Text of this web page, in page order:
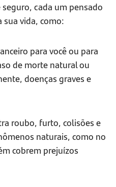
cada um pensado
vida, como:
para você ou para
de morte natural ou
doenças graves e
roubo, furto, colisões e
naturais, como no
cobrem prejuízos